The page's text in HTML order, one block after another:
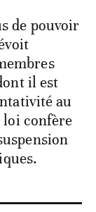
de pouvoir
il est
au
loi confère